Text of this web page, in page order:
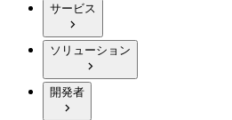
サービス
ソリューション
開発者